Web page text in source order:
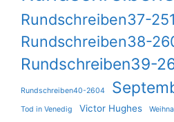
Rundschreiben37-
Rundschreiben38-
Rundschreiben39-
Rundschreiben40-2604
Tod in Venedig Victor Hughes